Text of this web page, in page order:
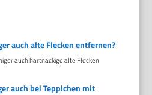
auch alte Flecken entfernen?
auch hartnäckige alte Flecken
auch bei Teppichen mit